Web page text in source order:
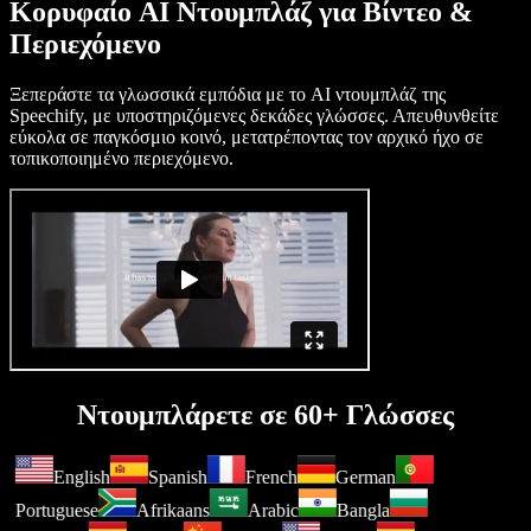
Κορυφαίο AI Ντουμπλάζ για Βίντεο &
Περιεχόμενο
Ξεπεράστε τα γλωσσικά εμπόδια με το AI ντουμπλάζ της
Speechify, με υποστηριζόμενες δεκάδες γλώσσες. Απευθυνθείτε
εύκολα σε παγκόσμιο κοινό, μετατρέποντας τον αρχικό ήχο σε
τοπικοποιημένο περιεχόμενο.
Ντουμπλάρετε σε 60+ Γλώσσες
English Spanish French
German
Portuguese
Afrikaans Arabic
Bangla